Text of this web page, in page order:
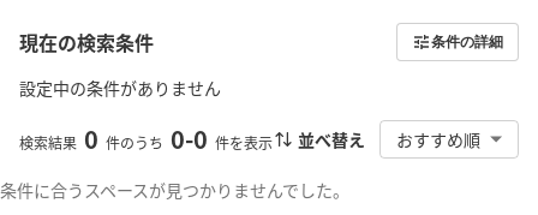
現在の検索条件 条件の詳細
設定中の条件がありません
検索結果 0 件のうち 0-0 件を表示 並べ替え おすすめ順
条件に合うスペースが見つかりませんでした。